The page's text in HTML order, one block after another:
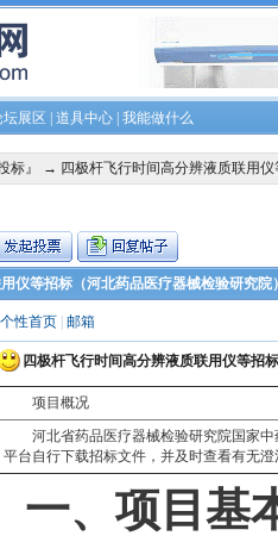
坛展区 道具中心| 我能做什么
标』 → 四极杆飞行时间高分辨液质联用
仪等招标（河北药品医疗器械检验研究院
个性首页| 邮箱
四极杆飞行时间高分辨液质联用仪等招
项目概况
河北省药品医疗器械检验研究院国家
平台自行下载招标文件，并及时查看有无
一、项目基